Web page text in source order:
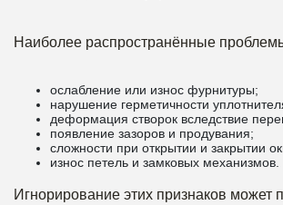
Наиболее распространённые
ослабление или износ фурнитуры;
нарушение герметичности
деформация створок вследствие
появление зазоров и продувания;
сложности при открытии и закрытии
износ петель и замковых механизмов.
Игнорирование этих признаков может